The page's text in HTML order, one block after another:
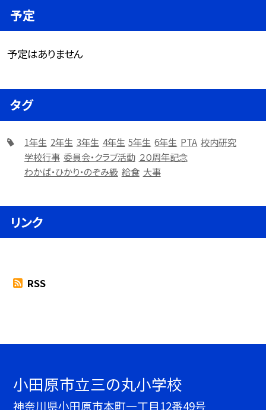
予定
予定はありません
タグ
1年生 2年生 3年生 4年生 5年生 6年生 PTA 校内研究
学校行事 委員会・クラブ活動 ２０周年記念
わかば・ひかり・のぞみ級 給食 大事
リンク
RSS
小田原市立三の丸小学校
神奈川県小田原市本町一丁目12番49号